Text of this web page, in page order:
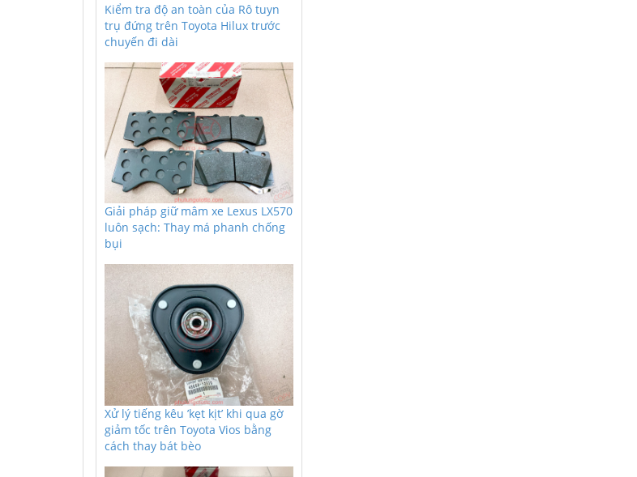
Kiểm tra độ an toàn của Rô tuyn
trụ đứng trên Toyota Hilux trước
chuyến đi dài
Giải pháp giữ mâm xe Lexus LX570
luôn sạch: Thay má phanh chống
bụi
Xử lý tiếng kêu ’kẹt kịt’ khi qua gờ
giảm tốc trên Toyota Vios bằng
cách thay bát bèo